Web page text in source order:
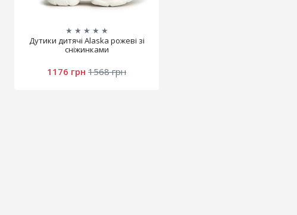
★ ★ ★ ★ ★
Дутики дитячі Alaska рожеві зі
сніжинками
1176 грн 1568 грн